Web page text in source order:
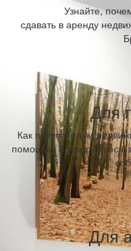
Узнайте,
сдавать в аренду
Для
Как покупателям
помощью Брокер Плюс в
Для